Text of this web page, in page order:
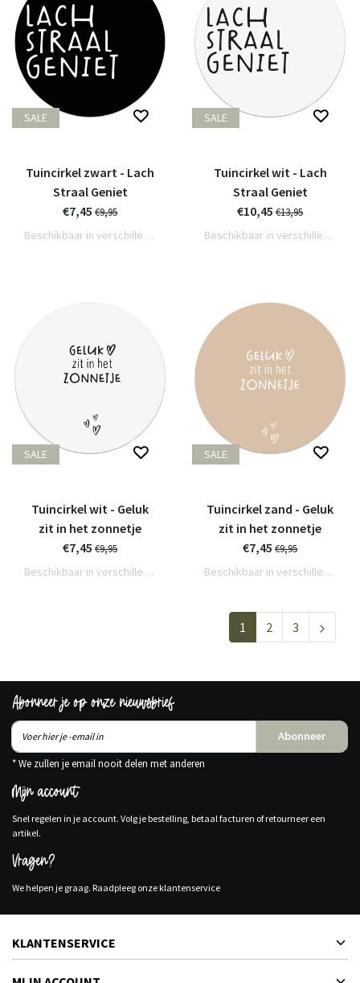
SALE
Tuincirkel zwart - Lach
Straal Geniet
€7,45 €9,95
Beschikbaar in verschillende varianten
SALE
Tuincirkel wit - Lach
Straal Geniet
€10,45 €13,95
Beschikbaar in verschillende varianten
SALE
Tuincirkel wit - Geluk
zit in het zonnetje
€7,45 €9,95
Beschikbaar in verschillende varianten
SALE
Tuincirkel zand - Geluk
zit in het zonnetje
€7,45 €9,95
Beschikbaar in verschillende varianten
1 2 3
Abonneer je op onze nieuwsbrief
Abonneer
* We zullen je email nooit delen met anderen
Mijn account
Snel regelen in je account. Volg je bestelling, betaal facturen of retourneer een
artikel.
Vragen?
We helpen je graag. Raadpleeg onze klantenservice
KLANTENSERVICE